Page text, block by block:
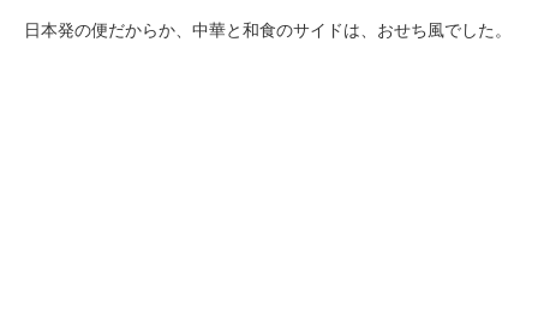
日本発の便だからか、中華と和食のサイドは、おせち風でした。